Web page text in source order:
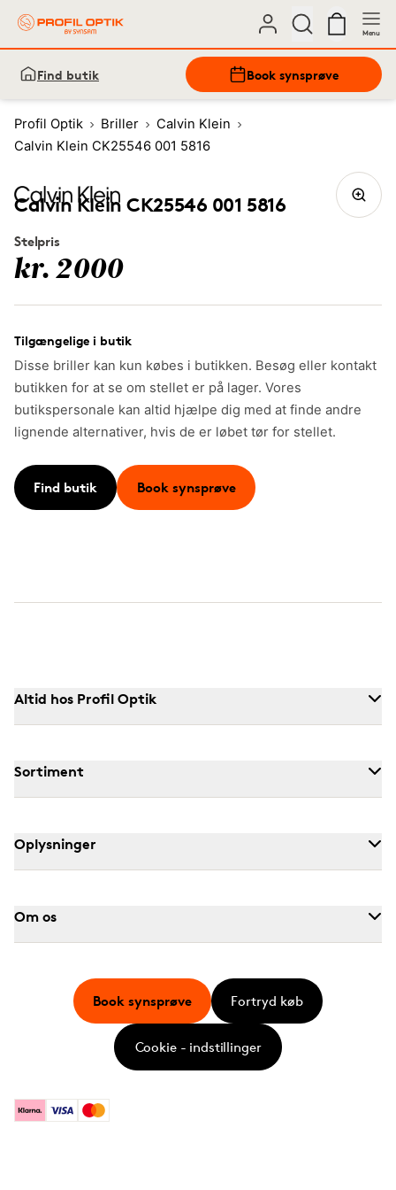
Menu
Find butik Book synsprøve
Profil Optik Briller
Calvin Klein
Calvin Klein CK25546 001 5816
Calvin Klein CK25546 001 5816
Stelpris
kr. 2000
Tilgængelige i butik
Disse briller kan kun købes i butikken. Besøg eller kontakt
butikken for at se om stellet er på lager. Vores
butikspersonale kan altid hjælpe dig med at finde andre
lignende alternativer, hvis de er løbet tør for stellet.
Find butik Book synsprøve
Altid hos Profil Optik
Sortiment
Oplysninger
Om os
KlarnaVisa Mastercard
Book synsprøve Fortryd køb
Cookie - indstillinger